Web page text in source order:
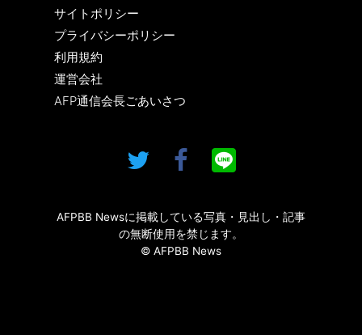
サイトポリシー
プライバシーポリシー
利用規約
運営会社
AFP通信会長ごあいさつ
AFPBB Newsに掲載している写真・見出し・記事
の無断使用を禁じます。
© AFPBB News